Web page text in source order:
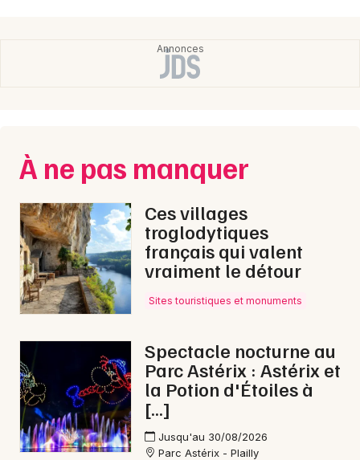
À ne pas manquer
Ces villages
troglodytiques
français qui valent
vraiment le détour
Sites touristiques et monuments
Spectacle nocturne au
Parc Astérix : Astérix et
la Potion d'Étoiles à
[…]
Jusqu'au 30/08/2026
Parc Astérix - Plailly